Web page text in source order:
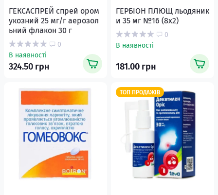
ГЕКСАСПРЕЙ спрей ором
укозний 25 мг/г аерозол
ьний флакон 30 г
0
В наявності
324.50 грн
ГЕРБІОН ПЛЮЩ льодяник
и 35 мг №16 (8х2)
0
В наявності
181.00 грн
ТОП ПРОДАЖІВ